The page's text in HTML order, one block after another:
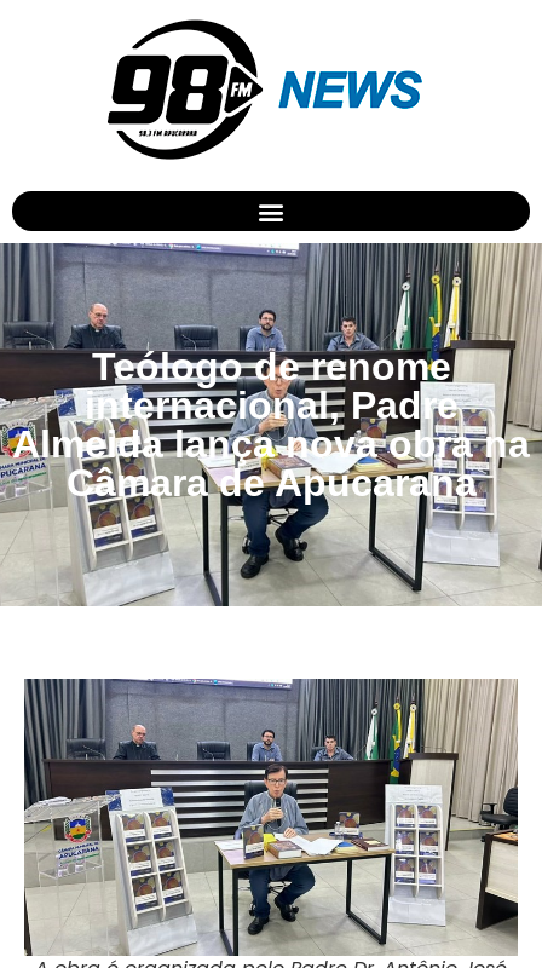
Teólogo de renome
internacional, Padre
Almeida lança nova obra na
Câmara de Apucarana